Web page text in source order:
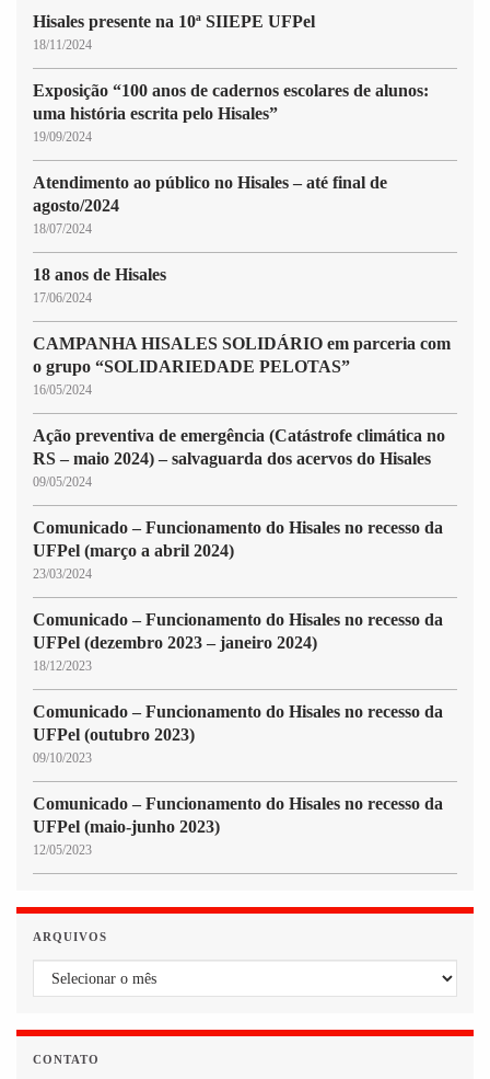
Hisales presente na 10ª SIIEPE UFPel
18/11/2024
Exposição “100 anos de cadernos escolares de alunos:
uma história escrita pelo Hisales”
19/09/2024
Atendimento ao público no Hisales – até final de
agosto/2024
18/07/2024
18 anos de Hisales
17/06/2024
CAMPANHA HISALES SOLIDÁRIO em parceria com
o grupo “SOLIDARIEDADE PELOTAS”
16/05/2024
Ação preventiva de emergência (Catástrofe climática no
RS – maio 2024) – salvaguarda dos acervos do Hisales
09/05/2024
Comunicado – Funcionamento do Hisales no recesso da
UFPel (março a abril 2024)
23/03/2024
Comunicado – Funcionamento do Hisales no recesso da
UFPel (dezembro 2023 – janeiro 2024)
18/12/2023
Comunicado – Funcionamento do Hisales no recesso da
UFPel (outubro 2023)
09/10/2023
Comunicado – Funcionamento do Hisales no recesso da
UFPel (maio-junho 2023)
12/05/2023
ARQUIVOS
CONTATO